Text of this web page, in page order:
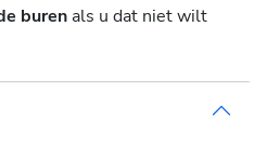
burenals u dat niet wilt